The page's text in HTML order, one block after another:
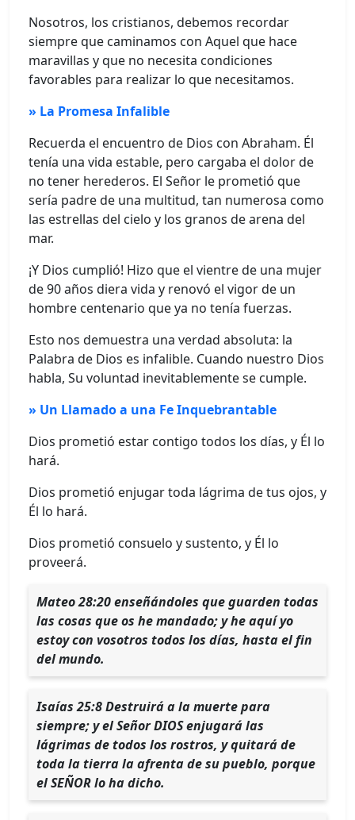
Nosotros, los cristianos, debemos recordar
siempre que caminamos con Aquel que hace
maravillas y que no necesita condiciones
favorables para realizar lo que necesitamos.
» La Promesa Infalible
Recuerda el encuentro de Dios con Abraham. Él
tenía una vida estable, pero cargaba el dolor de
no tener herederos. El Señor le prometió que
sería padre de una multitud, tan numerosa como
las estrellas del cielo y los granos de arena del
mar.
¡Y Dios cumplió! Hizo que el vientre de una mujer
de 90 años diera vida y renovó el vigor de un
hombre centenario que ya no tenía fuerzas.
Esto nos demuestra una verdad absoluta: la
Palabra de Dios es infalible. Cuando nuestro Dios
habla, Su voluntad inevitablemente se cumple.
» Un Llamado a una Fe Inquebrantable
Dios prometió estar contigo todos los días, y Él lo
hará.
Dios prometió enjugar toda lágrima de tus ojos, y
Él lo hará.
Dios prometió consuelo y sustento, y Él lo
proveerá.
Mateo 28:20 enseñándoles que guarden todas
las cosas que os he mandado; y he aquí yo
estoy con vosotros todos los días, hasta el fin
del mundo.
Isaías 25:8 Destruirá a la muerte para
siempre; y el Señor DIOS enjugará las
lágrimas de todos los rostros, y quitará de
toda la tierra la afrenta de su pueblo, porque
el SEÑOR lo ha dicho.